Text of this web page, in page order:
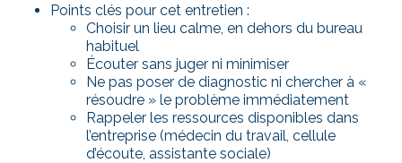
Points clés pour cet entretien :
Choisir un lieu calme, en dehors du bureau
habituel
Écouter sans juger ni minimiser
Ne pas poser de diagnostic ni chercher à «
résoudre » le problème immédiatement
Rappeler les ressources disponibles dans
l’entreprise (médecin du travail, cellule
d’écoute, assistante sociale)